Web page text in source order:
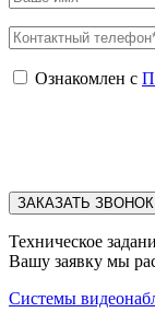
Ознакомлен с
Техническое
Вашу заявку мы
Системы